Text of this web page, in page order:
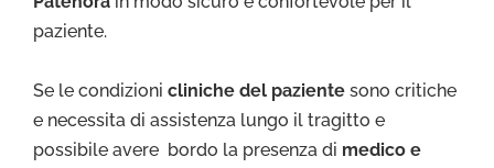
paziente.
Se le condizioni cliniche del paziente sono critiche
e necessita di assistenza lungo il tragitto e
possibile avere bordo la presenza di medico e